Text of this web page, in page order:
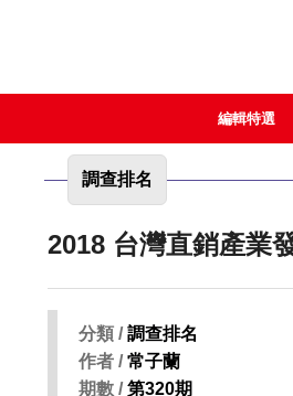
編輯特選
調查排名
2018 台灣直銷產業
分類 /調查排名
作者 /常子蘭
期數 /第320期